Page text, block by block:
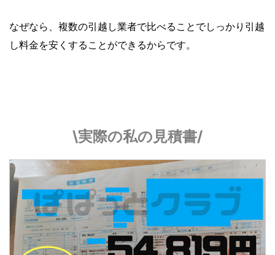
なぜなら、複数の引越し業者で比べることでしっかり引越
し料金を安くすることができるからです。
\実際の私の見積書/